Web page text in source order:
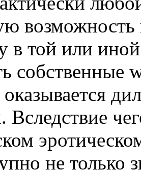
возможность
в той или
собственные
оказывается
не только